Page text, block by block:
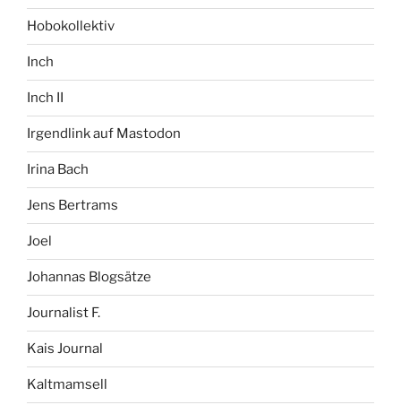
Hobokollektiv
Inch
Inch II
Irgendlink auf Mastodon
Irina Bach
Jens Bertrams
Joel
Johannas Blogsätze
Journalist F.
Kais Journal
Kaltmamsell